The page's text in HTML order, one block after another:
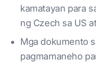
kamatayan para
ng Czech sa US
Mga dokumento
pagmamaneho